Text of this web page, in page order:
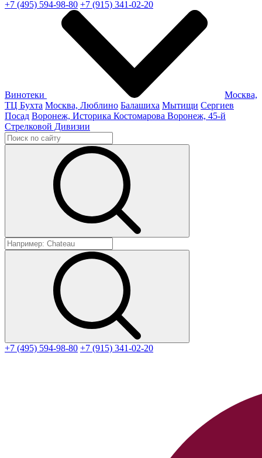
+7 (495) 594-98-80 +7 (915) 341-02-20
Винотеки
Москва,
ТЦ Бухта Москва, Люблино Балашиха Мытищи Сергиев
Посад Воронеж, Историка Костомарова Воронеж, 45-й
Стрелковой Дивизии
+7 (495) 594-98-80 +7 (915) 341-02-20